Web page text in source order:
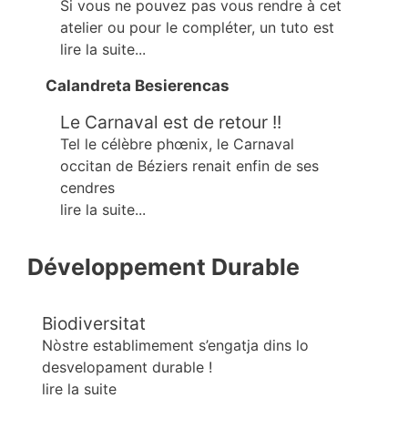
Si vous ne pouvez pas vous rendre à cet
atelier ou pour le compléter, un tuto est
lire la suite...
Calandreta Besierencas
Le Carnaval est de retour !!
Tel le célèbre phœnix, le Carnaval
occitan de Béziers renait enfin de ses
cendres
lire la suite...
Développement Durable
Biodiversitat
Nòstre establimement s’engatja dins lo
desvelopament durable !
lire la suite